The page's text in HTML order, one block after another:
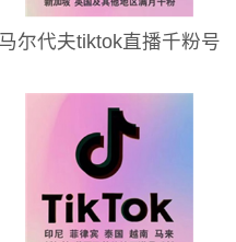
马尔代夫tiktok直播千粉号